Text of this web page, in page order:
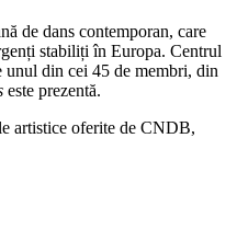
de dans contemporan, care
stabiliți în Europa. Centrul
din cei 45 de membri, din
este prezentă.
artistice oferite de CNDB,